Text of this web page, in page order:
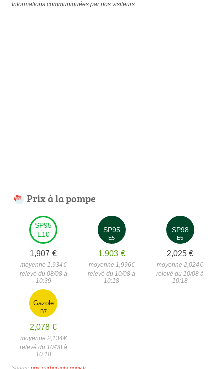
Informations communiquées par nos visiteurs.
Prix à la pompe
SP95
E10
1,907 €
moyenne 1,934€
relevé du 08/08 à
10:39
SP95
E5
1,903 €
moyenne 1,996€
relevé du 10/08 à
10:18
SP98
E5
2,025 €
moyenne 2,024€
relevé du 10/08 à
10:18
Gazole
B7
2,078 €
moyenne 2,134€
relevé du 10/08 à
10:18